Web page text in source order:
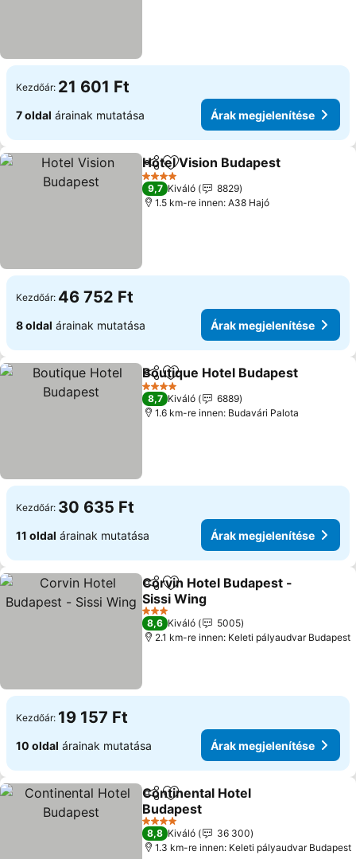
Kezdőár: 21 601 Ft
7 oldal árainak mutatása Árak megjelenítése
Megosztás
Hozzáadás a kedvencekhez
Hotel Vision Budapest
4 Kategória
9,7 Kiváló
8829
1.5 km-re innen: A38 Hajó
Kezdőár: 46 752 Ft
8 oldal árainak mutatása Árak megjelenítése
MegosztásHozzáadás a kedvencekhez
Boutique Hotel Budapest
4 Kategória
8,7 Kiváló
6889
1.6 km-re innen: Budavári Palota
Kezdőár: 30 635 Ft
11 oldal árainak mutatása Árak megjelenítése
Megosztás
Hozzáadás a kedvencekhez
Corvin Hotel Budapest -
Sissi Wing
3 Kategória
8,6 Kiváló
5005
2.1 km-re innen: Keleti pályaudvar Budapest
Kezdőár: 19 157 Ft
10 oldal árainak mutatása Árak megjelenítése
Megosztás
Hozzáadás a kedvencekhez
Continental Hotel
Budapest
4 Kategória
8,8 Kiváló
36 300
1.3 km-re innen: Keleti pályaudvar Budapest